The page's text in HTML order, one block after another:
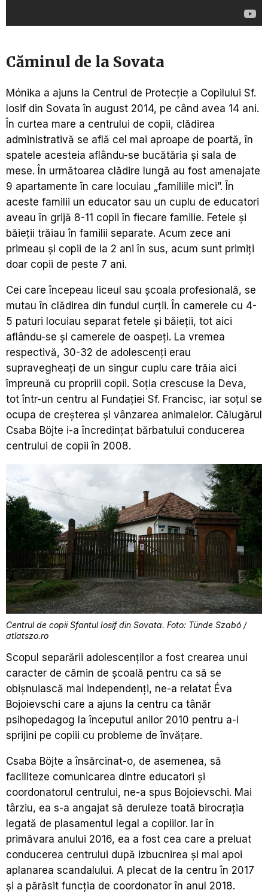
Căminul de la Sovata
Mónika a ajuns la Centrul de Protecție a Copilului Sf.
Iosif din Sovata în august 2014, pe când avea 14 ani.
În curtea mare a centrului de copii, clădirea
administrativă se află cel mai aproape de poartă, în
spatele acesteia aflându-se bucătăria și sala de
mese. În următoarea clădire lungă au fost amenajate
9 apartamente în care locuiau „familiile mici”. În
aceste familii un educator sau un cuplu de educatori
aveau în grijă 8-11 copii în fiecare familie. Fetele și
băieții trăiau în familii separate. Acum zece ani
primeau și copii de la 2 ani în sus, acum sunt primiți
doar copii de peste 7 ani.
Cei care începeau liceul sau școala profesională, se
mutau în clădirea din fundul curții. În camerele cu 4-
5 paturi locuiau separat fetele și băieții, tot aici
aflându-se și camerele de oaspeți. La vremea
respectivă, 30-32 de adolescenți erau
supravegheați de un singur cuplu care trăia aici
împreună cu propriii copii. Soția crescuse la Deva,
tot într-un centru al Fundației Sf. Francisc, iar soțul se
ocupa de creșterea și vânzarea animalelor. Călugărul
Csaba Böjte i-a încredințat bărbatului conducerea
centrului de copii în 2008.
Centrul de copii Sfantul Iosif din Sovata. Foto: Tünde Szabó /
atlatszo.ro
Scopul separării adolescenților a fost crearea unui
caracter de cămin de școală pentru ca să se
obișnuiască mai independenți, ne-a relatat Éva
Bojoievschi care a ajuns la centru ca tânăr
psihopedagog la începutul anilor 2010 pentru a-i
sprijini pe copiii cu probleme de învățare.
Csaba Böjte a însărcinat-o, de asemenea, să
faciliteze comunicarea dintre educatori și
coordonatorul centrului, ne-a spus Bojoievschi. Mai
târziu, ea s-a angajat să deruleze toată birocrația
legată de plasamentul legal a copiilor. Iar în
primăvara anului 2016, ea a fost cea care a preluat
conducerea centrului după izbucnirea și mai apoi
aplanarea scandalului. A plecat de la centru în 2017
și a părăsit funcția de coordonator în anul 2018.